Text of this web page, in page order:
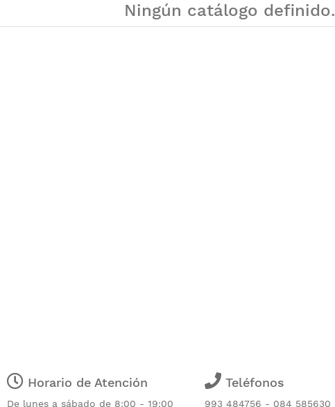
Ningún catálogo definido.
Horario de Atención
De lunes a sábado de 8:00 - 19:00
Teléfonos
993 484756 - 084 585630